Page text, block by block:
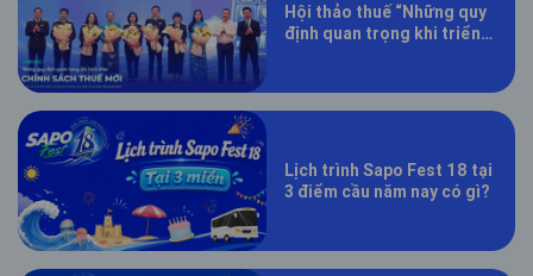
Hội thảo thuế “Những quy
định quan trọng khi triển
Lịch trình Sapo Fest 18 tại
3 điểm cầu năm nay có gì?